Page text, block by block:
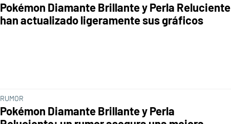
Pokémon Diamante Brillante y Perla Reluciente
han actualizado ligeramente sus gráficos
RUMOR
Pokémon Diamante Brillante y Perla